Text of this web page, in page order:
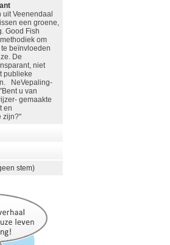
Veenendaal
een groene,
Good Fish
om
beïnvloeden
De
niet
publieke
NeVepaling-
u van
gemaakte
en
zijn?"
stem)